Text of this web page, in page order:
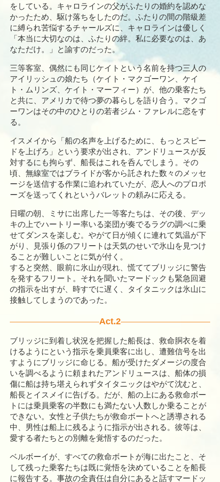
をしている。キャロラインの父がふたりの婚約を認めな
かったため、駆け落ちをしたのだ。ふたりの間の階級差
に縛られ苦悩するチャールズに、キャロラインは優しく
「本当に大切なのは、ふたりの絆。私に必要なのは、あ
なただけ。」と諭すのだった。
三等客室、偶然にも同じケイトという名前を持つ三人の
アイリッシュの娘たち（ケイト・マクゴーワン、ケイ
ト・ムリンズ、ケイト・マーフィー）が、他の乗客たち
と共に、アメリカで待つ夢の暮らしを語り合う。マクゴ
ーワンはその中のひとりの若者ジム・ファレルに恋をす
る。
イスメイから「船の名声を上げるために、もっとスピー
ドを上げろ」という要求が出され、アンドリュースが反
対するにも拘らず、船長はこれを呑んでしまう。その
頃、無線室ではブライドが客から託された数々のメッセ
ージを送信する作業に追われていたが、恋人へのプロポ
ーズを送ってくれというバレットの頼みに応える。
日曜の朝、ミサに出席した一等客たちは、その後、デッ
キの上でハートリー率いる楽団が奏でるラグの調べに乗
せてダンスを楽しむ。やがて日が傾くに連れて気温が下
がり、見張り係のフリートは天気のせいで氷山を見つけ
ることが難しいことに気が付く。
すると突然、眼前に氷山が現れ、慌ててブリッジに警告
を発するフリート。それを聞いたマードックも緊急回避
の指示を出すが、時すでに遅く、タイタニックは氷山に
接触してしまうのであった。
Act.2
ブリッジに到着し状況を把握した船長は、救命胴衣を着
けるようにという指示を乗員乗客に出し、遭難信号を出
すようにブリッジに命じる。船が受けたダメージの度合
いを調べるように頼まれたアンドリュースは、船体の損
傷に船は持ち堪えられずタイタニックはやがて沈むと、
船長とイスメイに告げる。だが、船の上にある救命ボー
トには乗員乗客の半数にも満たない人数しか乗ることが
できない。女性と子供たちが救命ボートへと誘導される
中、男性は船上に残るように指示が出される。彼等は、
愛する者たちとの別離を覚悟するのだった。
ベルボーイが、すべての救命ボートが海に出たこと、そ
して残った乗客たちは既に覚悟を決めていることを船長
に報告する。事故の全責任は自分にあると話すマードッ